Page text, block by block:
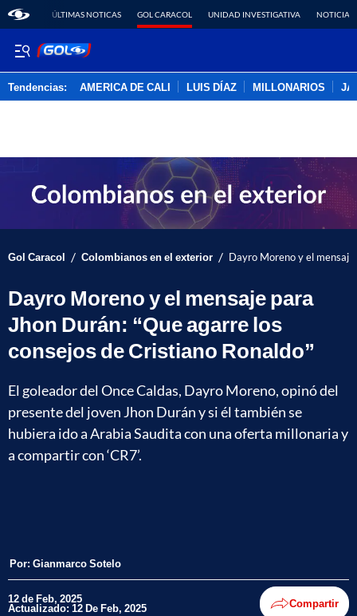
ÚLTIMAS NOTICAS GOL CARACOL UNIDAD INVESTIGATIVA NOTICIAS
Tendencias: AMERICA DE CALI LUIS DÍAZ MILLONARIOS
Gol Caracol / Colombianos en el exterior / Dayro Moreno y el mensaje
Dayro Moreno y el mensaje para
Jhon Durán: “Que agarre los
consejos de Cristiano Ronaldo”
El goleador del Once Caldas, Dayro Moreno, opinó del
presente del joven Jhon Durán y si él también se
hubiera ido a Arabia Saudita con una oferta millonaria y
a compartir con ‘CR7’.
Por: Gianmarco Sotelo
12 de Feb, 2025
Actualizado: 12 De Feb, 2025 Compartir